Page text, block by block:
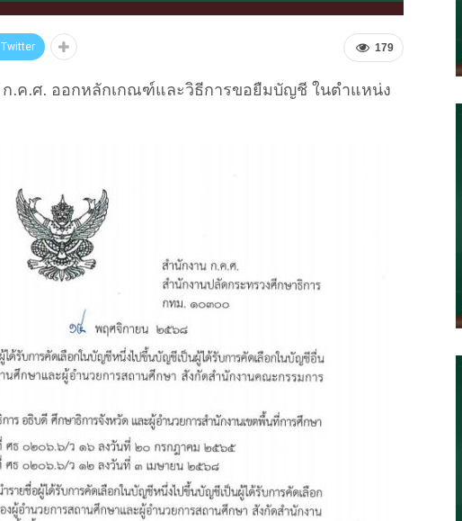
179
Twitter
ก.ค.ศ. ออกหลักเกณฑ์และวิธีการขอยืมบัญชี ในตำแหน่ง